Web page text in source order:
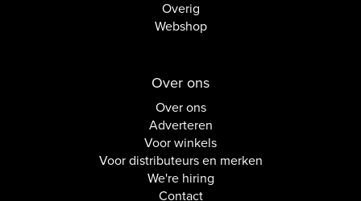
Overig
Webshop
Over ons
Over ons
Adverteren
Voor winkels
Voor distributeurs en merken
We're hiring
Contact